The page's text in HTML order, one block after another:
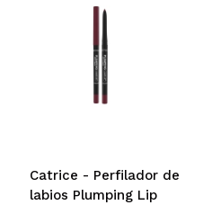
Catrice - Perfilador de
labios Plumping Lip